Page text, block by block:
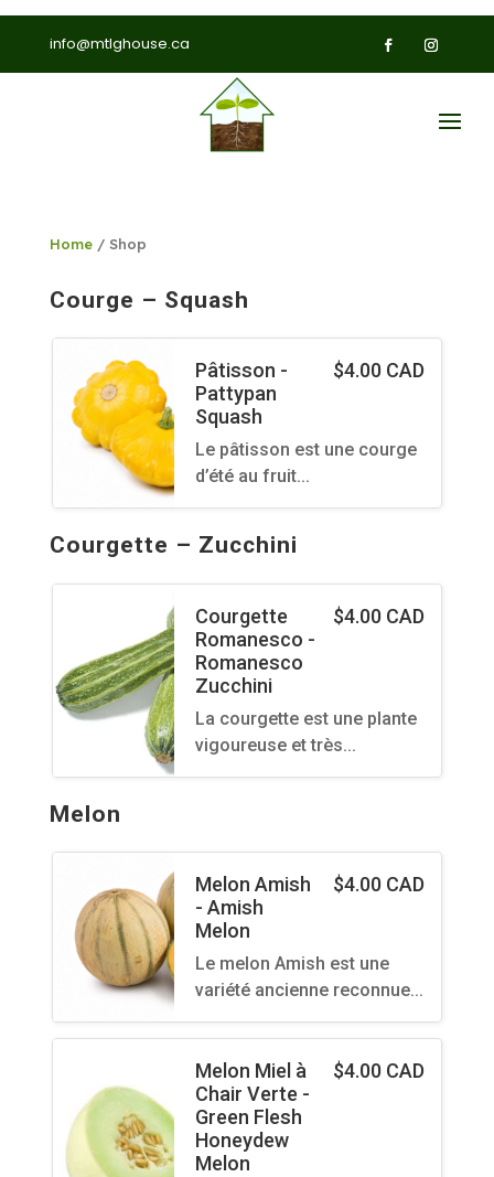
info@mtlghouse.ca
Home/ Shop
Courge – Squash
Pâtisson -
Pattypan
Squash
$4.00 CAD
Le pâtisson est une courge
d’été au fruit…
Courgette – Zucchini
Courgette
Romanesco -
Romanesco
Zucchini
$4.00 CAD
La courgette est une plante
vigoureuse et très…
Melon
Melon Amish
- Amish
Melon
$4.00 CAD
Le melon Amish est une
variété ancienne reconnue…
Melon Miel à
Chair Verte -
Green Flesh
Honeydew
Melon
$4.00 CAD